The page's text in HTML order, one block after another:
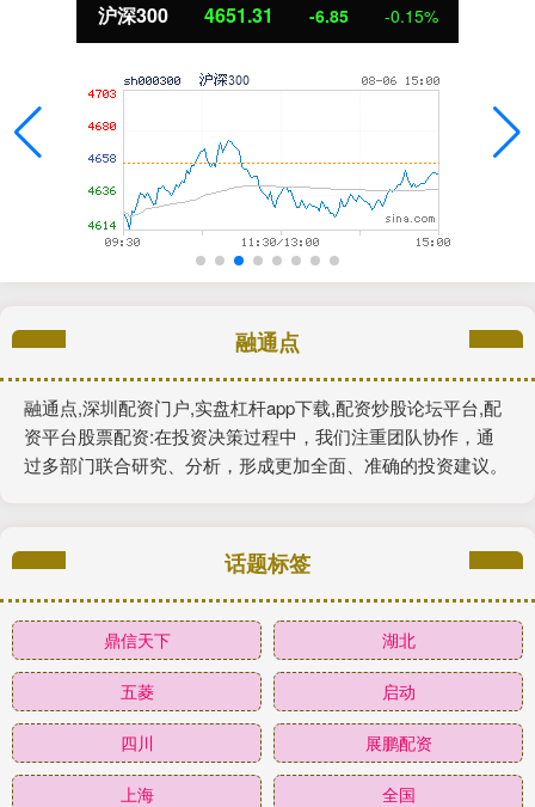
北证50 1122.88
融通点
融通点,深圳配资门户,实盘杠杆app下载,配资炒股论坛平台,配
资平台股票配资:在投资决策过程中，我们注重团队协作，通
过多部门联合研究、分析，形成更加全面、准确的投资建议。
话题标签
鼎信天下 湖北
五菱 启动
四川 展鹏配资
上海 全国